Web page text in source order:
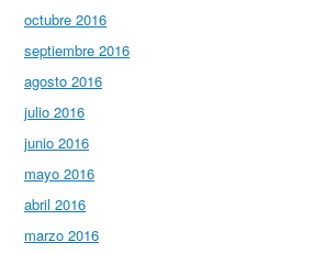
octubre 2016
septiembre 2016
agosto 2016
julio 2016
junio 2016
mayo 2016
abril 2016
marzo 2016